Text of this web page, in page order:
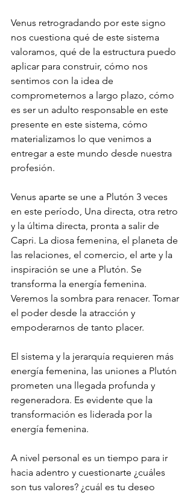
Venus retrogradando por este signo
nos cuestiona qué de este sistema
valoramos, qué de la estructura puedo
aplicar para construir, cómo nos
sentimos con la idea de
comprometernos a largo plazo, cómo
es ser un adulto responsable en este
presente en este sistema, cómo
materializamos lo que venimos a
entregar a este mundo desde nuestra
profesión.
Venus aparte se une a Plutón 3 veces
en este período, Una directa, otra retro
y la última directa, pronta a salir de
Capri. La diosa femenina, el planeta de
las relaciones, el comercio, el arte y la
inspiración se une a Plutón. Se
transforma la energía femenina.
Veremos la sombra para renacer. Tomar
el poder desde la atracción y
empoderarnos de tanto placer.
El sistema y la jerarquía requieren más
energía femenina, las uniones a Plutón
prometen una llegada profunda y
regeneradora. Es evidente que la
transformación es liderada por la
energía femenina.
A nivel personal es un tiempo para ir
hacia adentro y cuestionarte ¿cuáles
son tus valores? ¿cuál es tu deseo